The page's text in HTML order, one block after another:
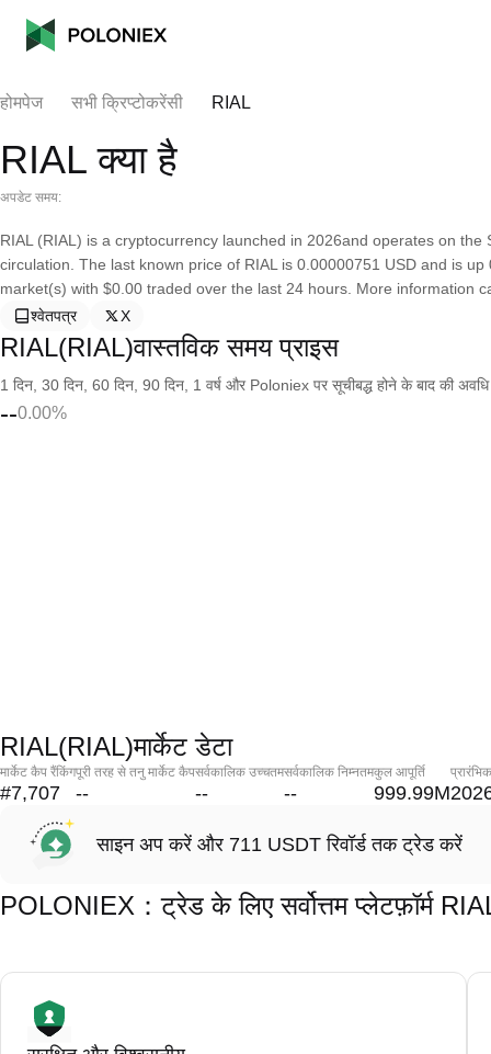
होमपेज सभी क्रिप्टोकरेंसी RIAL
RIAL क्या है
अपडेट समय:
RIAL (RIAL) is a cryptocurrency launched in 2026and operates on
circulation. The last known price of RIAL is 0.00000751 USD and is
market(s) with $0.00 traded over the last 24 hours. More information
श्वेतपत्र
X
RIAL(RIAL)वास्तविक समय प्राइस
1 दिन, 30 दिन, 60 दिन, 90 दिन, 1 वर्ष और Poloniex पर सूचीबद्ध होने के बाद की
--0.00%
RIAL(RIAL)मार्केट डेटा
मार्केट कैप रैंकिंग
#7,707
पूरी तरह से तनु मार्केट कैप
--
सर्वकालिक उच्चतम
--
सर्वकालिक निम्नतम
--
कुल आपूर्ति
999.99M
साइन अप करें और 711 USDT रिवॉर्ड तक ट्रेड करें
POLONIEX：ट्रेड के लिए सर्वोत्तम प्लेटफ़ॉर्म